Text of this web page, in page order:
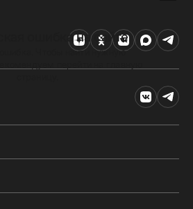
ошибка на сайте
Чтобы найти нужную